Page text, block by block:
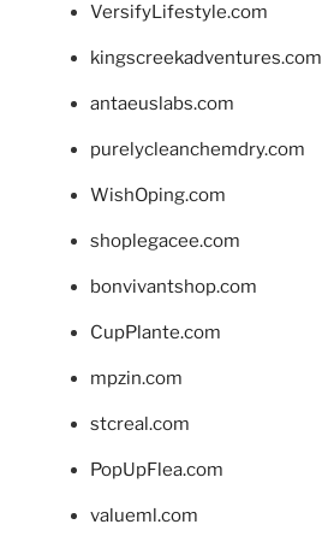
VersifyLifestyle.com
kingscreekadventures.com
antaeuslabs.com
purelycleanchemdry.com
WishOping.com
shoplegacee.com
bonvivantshop.com
CupPlante.com
mpzin.com
stcreal.com
PopUpFlea.com
valueml.com